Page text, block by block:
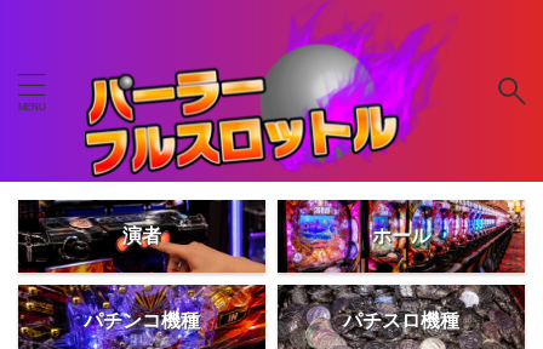
演者 ホール
パチンコ機種 パチスロ機種